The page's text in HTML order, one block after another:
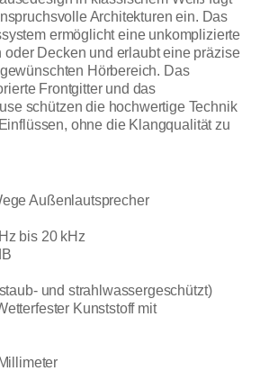
Architekturen ein. Das
ermöglicht eine unkomplizierte
oder Decken und erlaubt eine präzise
Hörbereich. Das
Frontgitter und das
schützen die hochwertige Technik
ohne die Klangqualität zu
Außenlautsprecher
bis 20 kHz
und strahlwassergeschützt)
Kunststoff mit